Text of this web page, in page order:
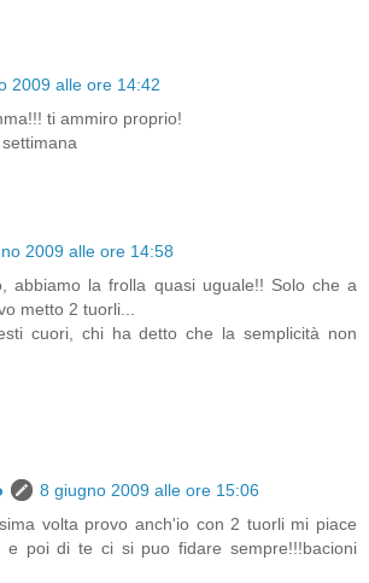
2009 alle ore 14:42
ti ammiro proprio!
2009 alle ore 14:58
abbiamo la frolla quasi uguale!! Solo che a
metto 2 tuorli...
cuori, chi ha detto che la semplicità non
8 giugno 2009 alle ore 15:06
volta provo anch'io con 2 tuorli mi piace
e poi di te ci si puo fidare sempre!!!bacioni